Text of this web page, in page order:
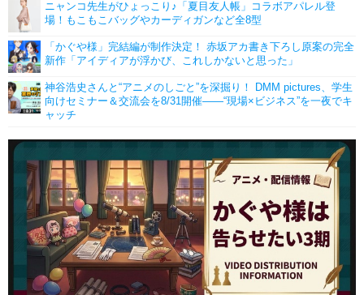
ニャンコ先生がひょっこり♪「夏目友人帳」コラボアパレル登
場！もこもこバッグやカーディガンなど全8型
「かぐや様」完結編が制作決定！ 赤坂アカ書き下ろし原案の完全
新作「アイディアが浮かび、これしかないと思った」
神谷浩史さんと“アニメのしごと”を深掘り！ DMM pictures、学生
向けセミナー＆交流会を8/31開催――“現場×ビジネス”を一夜でキ
ャッチ